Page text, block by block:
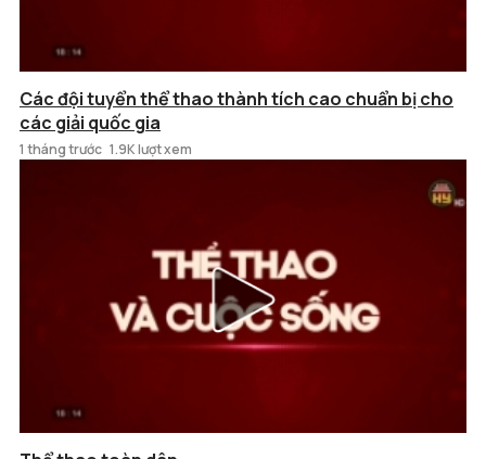
Các đội tuyển thể thao thành tích cao chuẩn bị cho
các giải quốc gia
1 tháng trước 1.9K lượt xem